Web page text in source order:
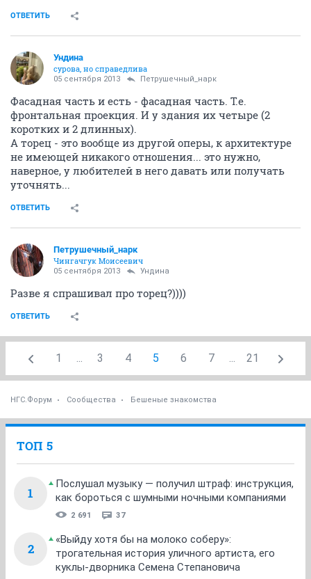
ОТВЕТИТЬ
Ундинa
сурова, но справедлива
05 сентября 2013 Петрушечный_нарк
Фасадная часть и есть - фасадная часть. Т.е.
фронтальная проекция. И у здания их четыре (2
коротких и 2 длинных).
А торец - это вообще из другой оперы, к архитектуре
не имеющей никакого отношения... это нужно,
наверное, у любителей в него давать или получать
уточнять...
ОТВЕТИТЬ
Петрушечный_нарк
Чингачгук Моисеевич
05 сентября 2013 Ундинa
Разве я спрашивал про торец?))))
ОТВЕТИТЬ
1 ... 3 4 5 6 7 ... 21
НГС.Форум Сообщества Бешеные знакомства
ТОП 5
1
Послушал музыку — получил штраф: инструкция,
как бороться с шумными ночными компаниями
2 691 37
2
«Выйду хотя бы на молоко соберу»:
трогательная история уличного артиста, его
куклы-дворника Семена Степановича